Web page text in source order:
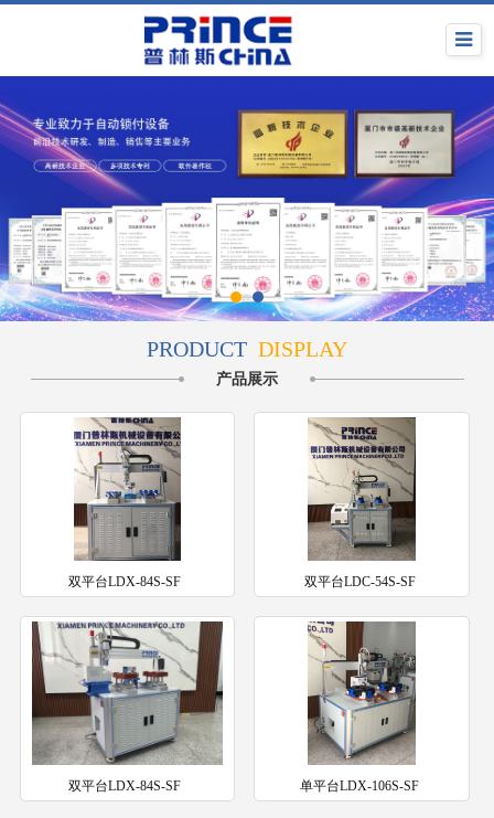
PRODUCT DISPLAY
产品展示
双平台LDX-84S-SF 双平台LDC-54S-SF
双平台LDX-84S-SF 单平台LDX-106S-SF